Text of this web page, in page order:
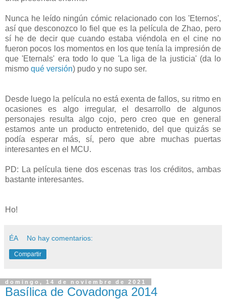
Nunca he leído ningún cómic relacionado con los 'Eternos',
así que desconozco lo fiel que es la película de Zhao, pero
sí he de decir que cuando estaba viéndola en el cine no
fueron pocos los momentos en los que tenía la impresión de
que 'Eternals' era todo lo que 'La liga de la justicia' (da lo
mismo qué versión) pudo y no supo ser.
Desde luego la película no está exenta de fallos, su ritmo en
ocasiones es algo irregular, el desarrollo de algunos
personajes resulta algo cojo, pero creo que en general
estamos ante un producto entretenido, del que quizás se
podía esperar más, sí, pero que abre muchas puertas
interesantes en el MCU.
PD: La película tiene dos escenas tras los créditos, ambas
bastante interesantes.
Ho!
ÉA No hay comentarios:
Compartir
domingo, 14 de noviembre de 2021
Basílica de Covadonga 2014